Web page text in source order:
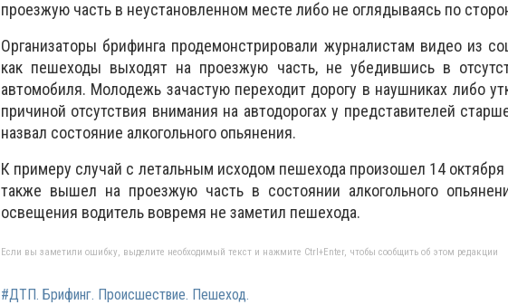
проезжую часть в неустановленном месте либо не оглядываясь по
Организаторы брифинга продемонстрировали журналистам видео из
как пешеходы выходят на проезжую часть, не убедившись в
автомобиля. Молодежь зачастую переходит дорогу в наушниках либо
причиной отсутствия внимания на автодорогах у​ представителей
назвал состояние алкогольного опьянения.
К примеру случай с летальным исходом пешехода произошел 14
также вышел на проезжую часть в состоянии алкогольного
освещения водитель вовремя не заметил пешехода.
Если вы заметили ошибку, выделите необходимый текст и нажмите Ctrl+Enter, чтобы сообщить об этом редакции
#ДТП. Брифинг. Происшествие. Пешеход.